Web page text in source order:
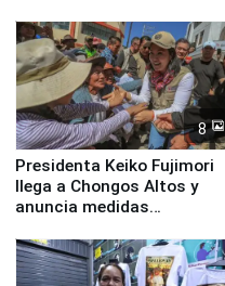
8
Presidenta Keiko Fujimori
llega a Chongos Altos y
anuncia medidas
educación, salud y empleo